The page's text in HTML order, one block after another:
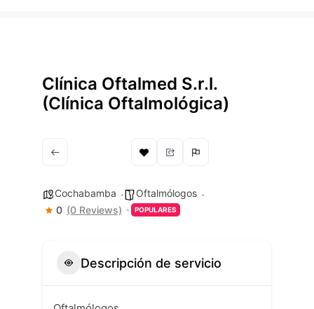
Clínica Oftalmed S.r.l.
(Clínica Oftalmológica)
Cochabamba
Oftalmólogos
0 (0 Reviews) POPULARES
Descripción de servicio